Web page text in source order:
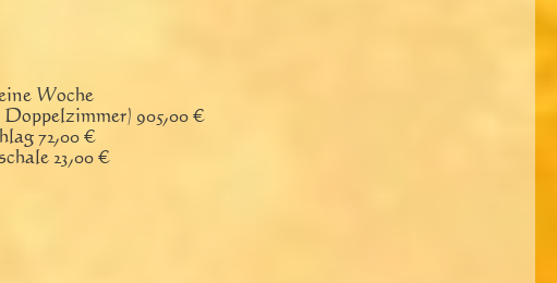
Woche
905,00 €
72,00 €
23,00 €